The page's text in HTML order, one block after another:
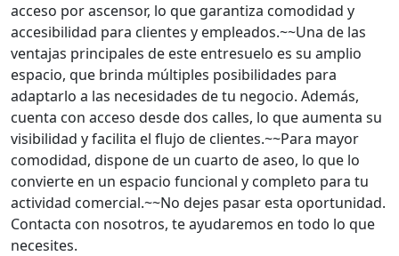
acceso por ascensor, lo que garantiza comodidad y
accesibilidad para clientes y empleados.~~Una de las
ventajas principales de este entresuelo es su amplio
espacio, que brinda múltiples posibilidades para
adaptarlo a las necesidades de tu negocio. Además,
cuenta con acceso desde dos calles, lo que aumenta su
visibilidad y facilita el flujo de clientes.~~Para mayor
comodidad, dispone de un cuarto de aseo, lo que lo
convierte en un espacio funcional y completo para tu
actividad comercial.~~No dejes pasar esta oportunidad.
Contacta con nosotros, te ayudaremos en todo lo que
necesites.